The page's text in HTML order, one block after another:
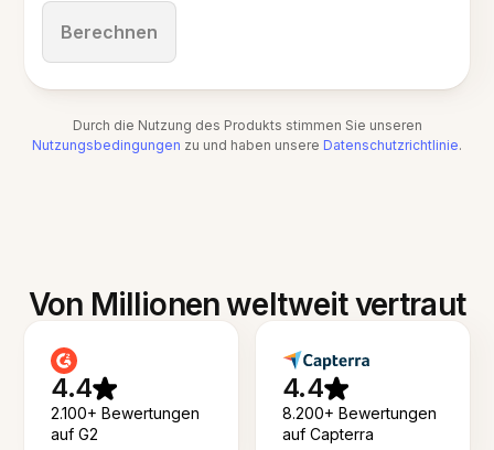
Berechnen
Durch die Nutzung des Produkts stimmen Sie unseren
Nutzungsbedingungen zu und haben unsere Datenschutzrichtlinie.
Von Millionen weltweit vertraut
4.4
2.100+ Bewertungen
auf G2
4.4
8.200+ Bewertungen
auf Capterra